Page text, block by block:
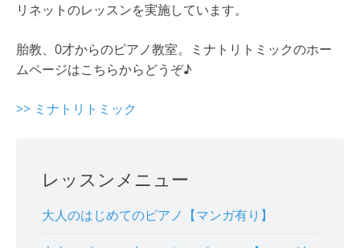
リネットのレッスンを実施しています。
胎教、0才からのピアノ教室。ミナトリトミックのホー
ムページはこちらからどうぞ♪
>> ミナトリトミック
レッスンメニュー
大人のはじめてのピアノ【マンガ有り】